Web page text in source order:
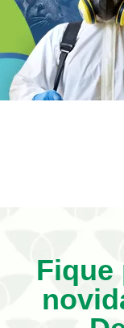
Fique